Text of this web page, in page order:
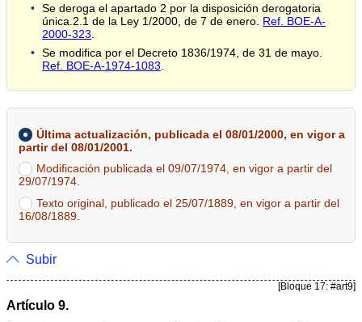
Se deroga el apartado 2 por la disposición derogatoria
única.2.1 de la Ley 1/2000, de 7 de enero. Ref. BOE-A-
2000-323
Se modifica por el Decreto 1836/1974, de 31 de mayo.
Ref. BOE-A-1974-1083
Última actualización, publicada el 08/01/2000, en vigor a
partir del 08/01/2001.
Modificación publicada el 09/07/1974, en vigor a partir del
29/07/1974.
Texto original, publicado el 25/07/1889, en vigor a partir del
16/08/1889.
Subir
[Bloque 17: #art9]
Artículo 9.